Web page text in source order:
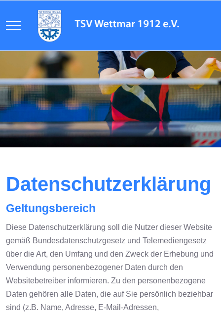
Mobile Menu Toggle
Datenschutzerklärung
Geltungsbereich
Diese Datenschutzerklärung soll die Nutzer dieser Website
gemäß Bundesdatenschutzgesetz und Telemediengesetz
über die Art, den Umfang und den Zweck der Erhebung und
Verwendung personenbezogener Daten durch den
Websitebetreiber informieren. Zu den personenbezogene
Daten gehören alle Daten, die auf Sie persönlich beziehbar
sind (z.B. Name, Adresse, E-Mail-Adressen,